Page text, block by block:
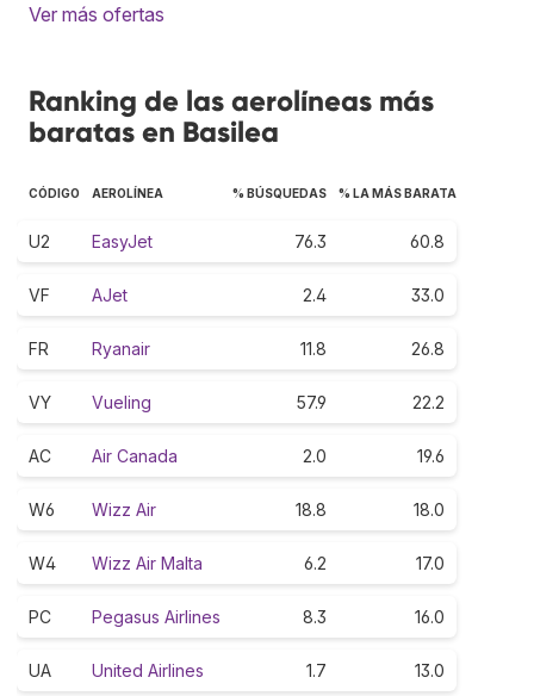
Ver más ofertas
Ranking de las aerolíneas más
baratas en Basilea
CÓDIGO AEROLÍNEA % BÚSQUEDAS % LA MÁS BARATA
U2 EasyJet 76.3 60.8
VF AJet 2.4 33.0
FR Ryanair 11.8 26.8
VY Vueling 57.9 22.2
AC Air Canada 2.0 19.6
W6 Wizz Air 18.8 18.0
W4 Wizz Air Malta 6.2 17.0
PC Pegasus Airlines 8.3 16.0
UA United Airlines 1.7 13.0